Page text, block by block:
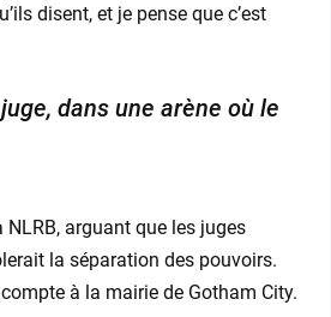
disent, et je pense que c’est
dans une arène où le
arguant que les juges
la séparation des pouvoirs.
à la mairie de Gotham City.